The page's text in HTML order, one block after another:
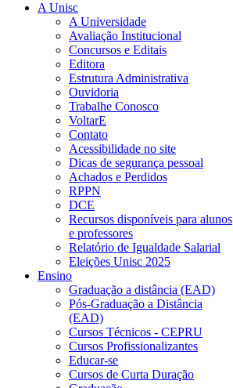
A Unisc
A Universidade
Avaliação Institucional
Concursos e Editais
Editora
Estrutura Administrativa
Ouvidoria
Trabalhe Conosco
VoltarE
Contato
Acessibilidade no site
Dicas de segurança pessoal
Achados e Perdidos
RPPN
DCE
Recursos disponíveis para alunos
e professores
Relatório de Igualdade Salarial
Eleições Unisc 2025
Ensino
Graduação a distância (EAD)
Pós-Graduação a Distância
(EAD)
Cursos Técnicos - CEPRU
Cursos Profissionalizantes
Educar-se
Cursos de Curta Duração